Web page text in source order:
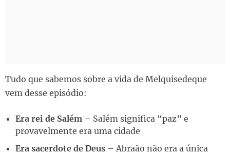
Tudo que sabemos sobre a vida de Melquisedeque
vem desse episódio:
Era rei de Salém – Salém significa “paz” e
provavelmente era uma cidade
Era sacerdote de Deus – Abraão não era a única